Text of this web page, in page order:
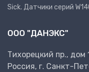
Sick. Датчики серий
ООО "ДАНЭКС"
Тихорецкий пр., дом
Россия, г. Санкт-